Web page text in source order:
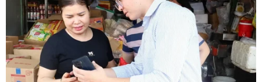
ASEAN Cup 2026: Đội tuyển Việt
Nam sẵn sàng cho đại chiến ở "chảo
lửa" Pakansari
03/08/2026 03:13